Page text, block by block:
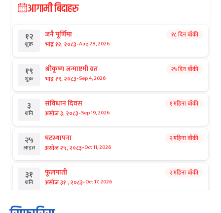
आगामी बिदाहरु
१२
शुक्र
जनै पूर्णिमा
भाद्र १२, २०८३-Aug 28, 2026
१८ दिन बाँकी
१९
शुक्र
श्रीकृष्ण जन्माष्टमी व्रत
भाद्र १९, २०८३-Sep 4, 2026
२५ दिन बाँकी
३
शनि
संविधान दिवस
असोज ३, २०८३-Sep 19, 2026
१ महिना बाँकी
२५
आइत
घटस्थापना
असोज २५, २०८३-Oct 11, 2026
२ महिना बाँकी
३१
शनि
फूलपाती
असोज ३१ , २०८३-Oct 17, 2026
२ महिना बाँकी
१ कार्तिक सङ्क्रान्ति